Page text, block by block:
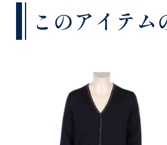
このアイテム